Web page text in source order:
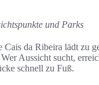
und Parks
Cais da Ribeira lädt zu
Aussicht sucht,
schnell zu Fuß.